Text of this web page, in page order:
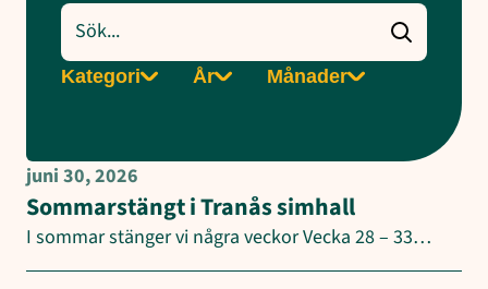
Sök
nyheter
Filtrera
Kategori
Filtrera
År
Filtrera
Månader
juni 30, 2026
Sommarstängt i Tranås simhall
I sommar stänger vi några veckor Vecka 28 – 33…